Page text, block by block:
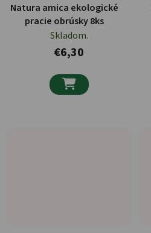
Natura amica ekologické
pracie obrúsky 8ks
Skladom.
€6,30
